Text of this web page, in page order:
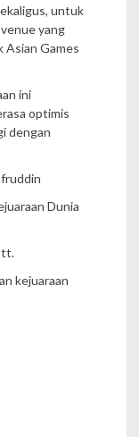
untuk
yang
Asian Games
ini
optimis
dengan
Dunia
kejuaraan